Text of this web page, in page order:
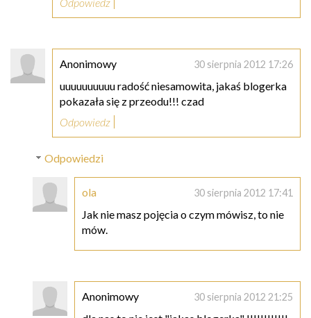
Anonimowy 30 sierpnia 2012 17:26
uuuuuuuuuu radość niesamowita, jakaś blogerka
pokazała się z przeodu!!! czad
Odpowiedz
Odpowiedzi
ola 30 sierpnia 2012 17:41
Jak nie masz pojęcia o czym mówisz, to nie
mów.
Anonimowy 30 sierpnia 2012 21:25